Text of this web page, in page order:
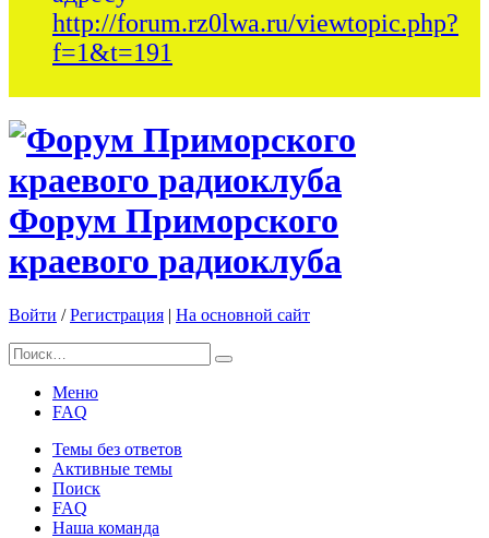
http://forum.rz0lwa.ru/viewtopic.php?
f=1&t=191
Форум Приморского
краевого радиоклуба
Войти /Регистрация | На основной сайт
Меню
FAQ
Темы без ответов
Активные темы
Поиск
FAQ
Наша команда